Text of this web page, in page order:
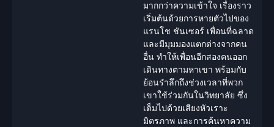
มากกว่าความเข้าใจ เรื่องราว
เริ่มต้นด้วยการหายตัวไปของ
แรนโช ชันเซอร์ เพื่อนที่ฉลาด
และมีมุมมองแตกต่างจากคน
อื่น ทำให้เพื่อนอีกสองคนออก
เดินทางตามหาเขา พร้อมกับ
ย้อนรำลึกถึงช่วงเวลาที่พวก
เขาใช้ร่วมกันในวิทยาลัย ซึ่ง
เต็มไปด้วยเสียงหัวเราะ
มิตรภาพ และการค้นหาความ